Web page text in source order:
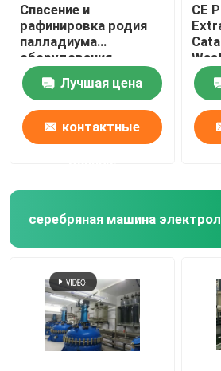
Спасение и
рафинировка родия
палладиума
оборудования
рафинировки платины
нефтехимической
промышленности
Лучшая цена
контактные
CE
серебряная машина